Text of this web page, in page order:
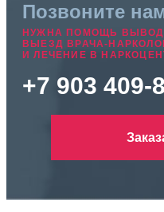
Позвоните
НУЖНА ПОМОЩЬ
ВЫЕЗД ВРАЧА-
И ЛЕЧЕНИЕ В
+7 903 409-